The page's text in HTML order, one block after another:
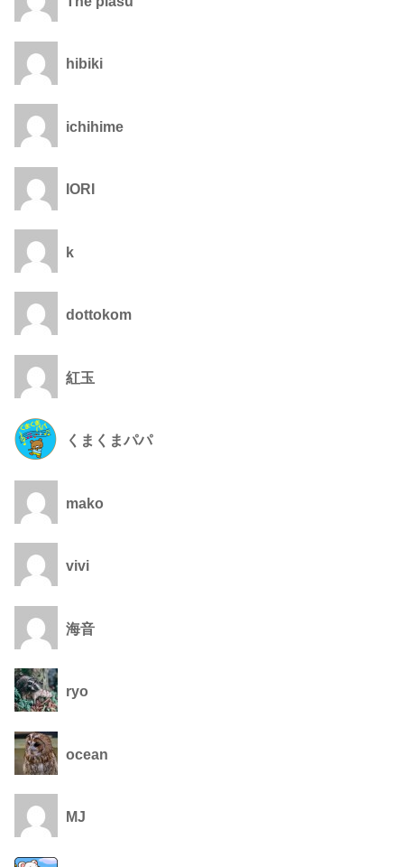
hibiki
ichihime
IORI
k
dottokom
紅玉
くまくまパパ
mako
vivi
海音
ryo
ocean
MJ